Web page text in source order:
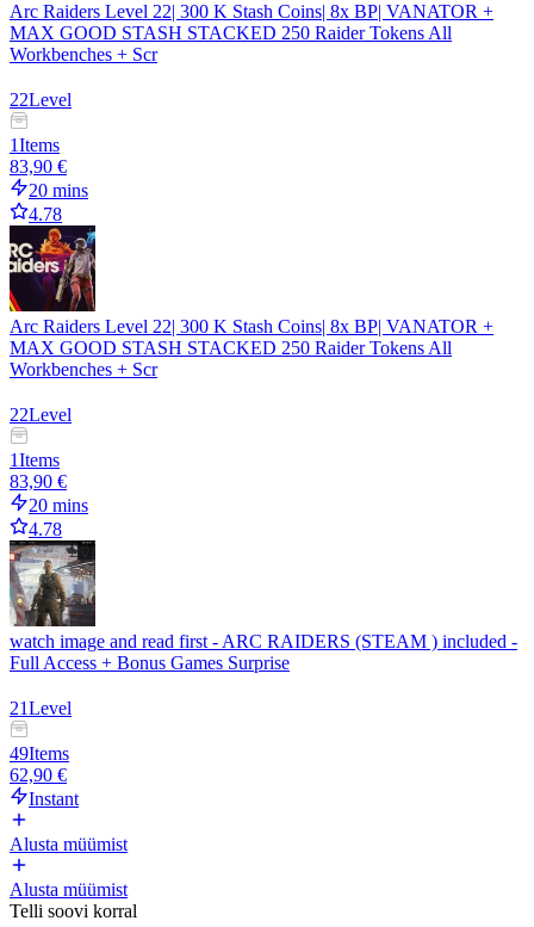
Arc Raiders Level 22| 300 K Stash Coins| 8x BP| VANATOR +
MAX GOOD STASH STACKED 250 Raider Tokens All
Workbenches + Scr
22Level
1Items
83,90 €
20 mins
4.78
Arc Raiders Level 22| 300 K Stash Coins| 8x BP| VANATOR +
MAX GOOD STASH STACKED 250 Raider Tokens All
Workbenches + Scr
22Level
1Items
83,90 €
20 mins
4.78
watch image and read first - ARC RAIDERS (STEAM ) included -
Full Access + Bonus Games Surprise
21Level
49Items
62,90 €
Instant
Alusta müümist
Alusta müümist
Telli soovi korral